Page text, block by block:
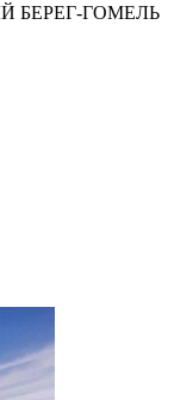
БЕРЕГ-ГОМЕЛЬ